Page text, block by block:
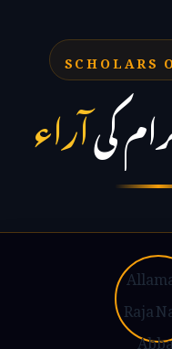
SCHOLARS
کیآراء